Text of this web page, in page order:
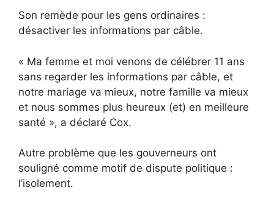
Son remède pour les gens ordinaires :
désactiver les informations par câble.
« Ma femme et moi venons de célébrer 11 ans
sans regarder les informations par câble, et
notre mariage va mieux, notre famille va mieux
et nous sommes plus heureux (et) en meilleure
santé », a déclaré Cox.
Autre problème que les gouverneurs ont
souligné comme motif de dispute politique :
l’isolement.